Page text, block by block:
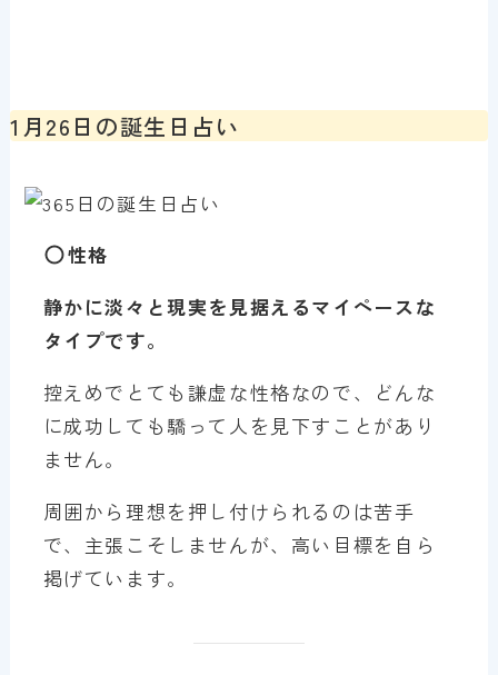
1月26日の誕生日占い
性格
静かに淡々と現実を見据えるマイペースな
タイプです。
控えめでとても謙虚な性格なので、どんな
に成功しても驕って人を見下すことがあり
ません。
周囲から理想を押し付けられるのは苦手
で、主張こそしませんが、高い目標を自ら
掲げています。